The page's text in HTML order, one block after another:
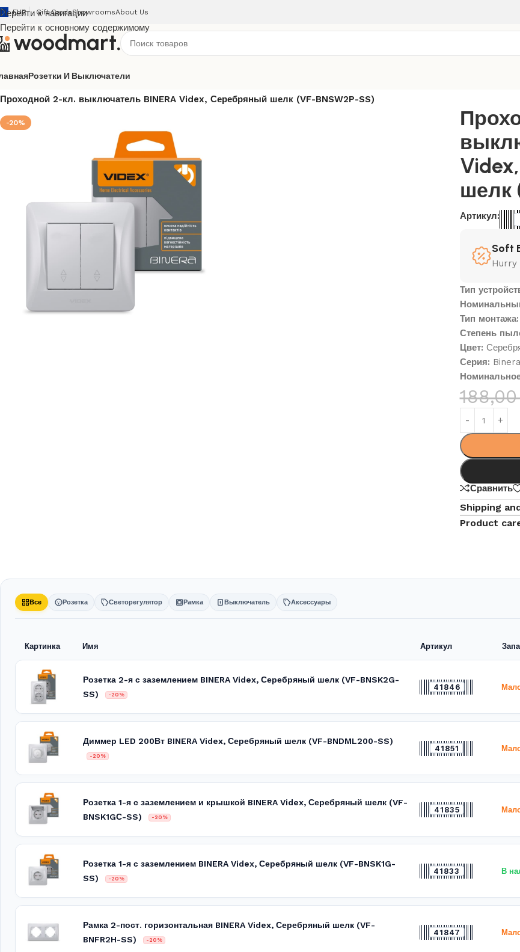
Перейти к навигации
Перейти к основному содержимому
EUR Gift CardsShowroomsAbout Us
Розетки И Выключатели
Проходной 2-кл. выключатель BINERA Videx, Серебряный шелк (VF-BNSW2P-SS)
-20%
шелк
Артикул:
Soft
Hurry
Тип
Тип монтажа:
Степень
Цвет:
Серия: Binera
Сравнить
Shipping
Product
Все Розетка Светорегулятор Рамка Выключатель Аксессуары
Картинка Имя Артикул
Розетка 2-я с заземлением BINERA Videx, Серебряный шелк (VF-BNSK2G-
SS)
-20%
41846
Диммер LED 200Вт BINERA Videx, Серебряный шелк (VF-BNDML200-SS)
-20%
41851
Розетка 1-я с заземлением и крышкой BINERA Videx, Серебряный шелк (VF-
BNSK1GС-SS)
-20%
41835
Розетка 1-я с заземлением BINERA Videx, Серебряный шелк (VF-BNSK1G-
SS)
-20%
41833 В
Рамка 2-пост. горизонтальная BINERA Videx, Серебряный шелк (VF-
BNFR2H-SS)
-20%
41847